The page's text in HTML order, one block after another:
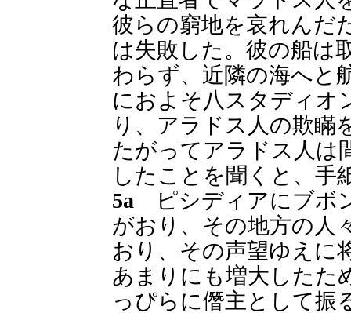
彼らの窮地を哀れんだ
は失敗した。彼の船は
わらず、近隣の海へと
におよそ八スタディオ
り、アラドス人の欺瞞
たがってアラドス人は
したことを聞くと、手
5a ピシディアにブボ
がおり、その地方の人
おり、その声望ゆえに
あまりにも増大したた
っぴらに僭主として振